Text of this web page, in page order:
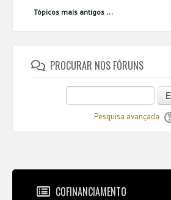
Tópicos mais antigos ...
PROCURAR NOS FÓRUNS
Pesquisa avançada
COFINANCIAMENTO